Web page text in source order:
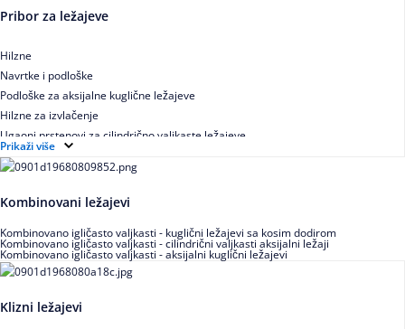
Pribor za ležajeve
Hilzne
Navrtke i podloške
Podloške za aksijalne kuglične ležajeve
Hilzne za izvlačenje
Ugaoni prstenovi za cilindrično valjkaste ležajeve
Prikaži više
Kombinovani ležajevi
Kombinovano igličasto valjkasti - kuglični ležajevi sa kosim dodirom
Kombinovano igličasto valjkasti - cilindrični valjkasti aksijalni ležaji
Kombinovano igličasto valjkasti - aksijalni kuglični ležajevi
Klizni ležajevi